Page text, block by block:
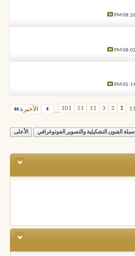
08:26
08:02 PM
05:14
1
2
3
11
51
101
... الأخيرة
سبلة الفنون التشكيلية والتصوير الفوتوغرافي الأعلى